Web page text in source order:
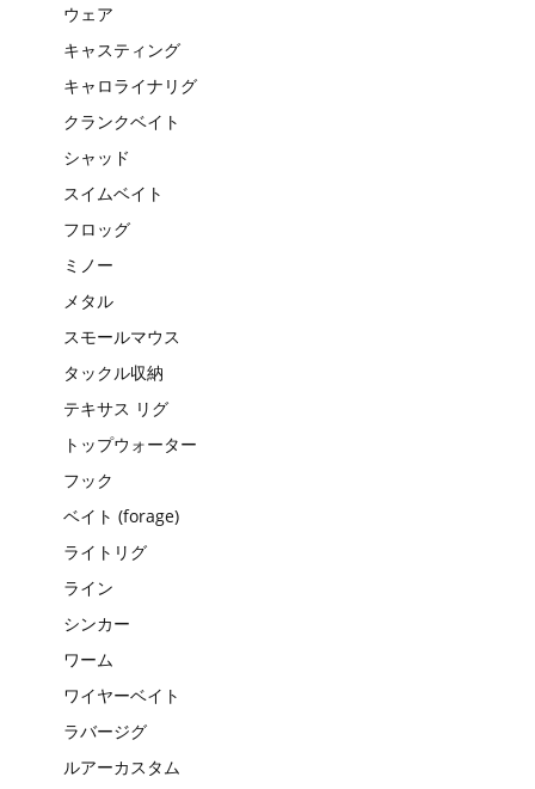
ウェア
キャスティング
キャロライナリグ
クランクベイト
シャッド
スイムベイト
フロッグ
ミノー
メタル
スモールマウス
タックル収納
テキサス リグ
トップウォーター
フック
ベイト (forage)
ライトリグ
ライン
シンカー
ワーム
ワイヤーベイト
ラバージグ
ルアーカスタム